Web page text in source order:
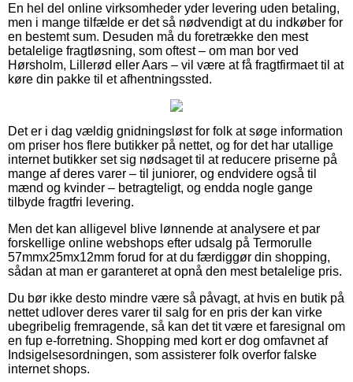
En hel del online virksomheder yder levering uden betaling,
men i mange tilfælde er det så nødvendigt at du indkøber for
en bestemt sum. Desuden må du foretrække den mest
betalelige fragtløsning, som oftest – om man bor ved
Hørsholm, Lillerød eller Aars – vil være at få fragtfirmaet til at
køre din pakke til et afhentningssted.
Det er i dag vældig gnidningsløst for folk at søge information
om priser hos flere butikker på nettet, og for det har utallige
internet butikker set sig nødsaget til at reducere priserne på
mange af deres varer – til juniorer, og endvidere også til
mænd og kvinder – betragteligt, og endda nogle gange
tilbyde fragtfri levering.
Men det kan alligevel blive lønnende at analysere et par
forskellige online webshops efter udsalg på Termorulle
57mmx25mx12mm forud for at du færdiggør din shopping,
sådan at man er garanteret at opnå den mest betalelige pris.
Du bør ikke desto mindre være så påvagt, at hvis en butik på
nettet udlover deres varer til salg for en pris der kan virke
ubegribelig fremragende, så kan det tit være et faresignal om
en fup e-forretning. Shopping med kort er dog omfavnet af
Indsigelsesordningen, som assisterer folk overfor falske
internet shops.